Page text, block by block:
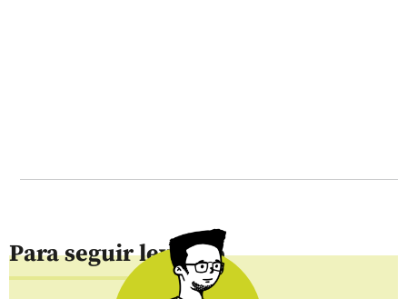
Para seguir leyendo